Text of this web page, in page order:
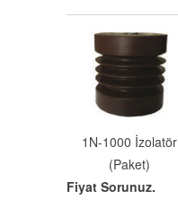
1N-1000 İzolatör
(Paket)
Fiyat Sorunuz.